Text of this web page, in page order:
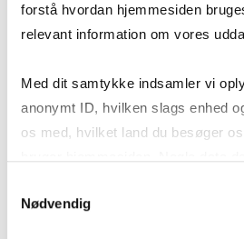
forstå hvordan hjemmesiden
relevant information om vores
Med dit samtykke indsamler vi
anonymt ID, hvilken slags enhed
os med, hvilket land du besøger
markedsføring. Du bestemmer
Nødvendig
navigerer man som